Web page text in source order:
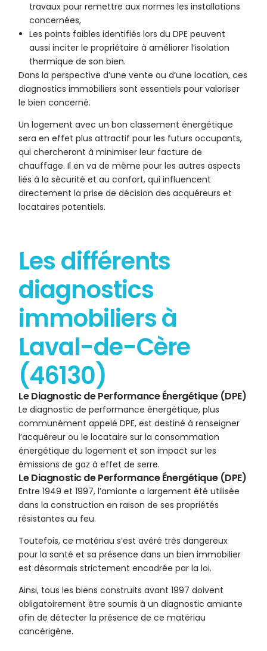
travaux pour remettre aux normes les installations
concernées,
Les points faibles identifiés lors du DPE peuvent
aussi inciter le propriétaire à améliorer l’isolation
thermique de son bien.
Dans la perspective d’une vente ou d’une location, ces
diagnostics immobiliers sont essentiels pour valoriser
le bien concerné.
Un logement avec un bon classement énergétique
sera en effet plus attractif pour les futurs occupants,
qui chercheront à minimiser leur facture de
chauffage. Il en va de même pour les autres aspects
liés à la sécurité et au confort, qui influencent
directement la prise de décision des acquéreurs et
locataires potentiels.
Les différents
diagnostics
immobiliers à
Laval-de-Cère
(46130)
Le Diagnostic de Performance Énergétique (DPE)
Le diagnostic de performance énergétique, plus
communément appelé DPE, est destiné à renseigner
l’acquéreur ou le locataire sur la consommation
énergétique du logement et son impact sur les
émissions de gaz à effet de serre.
Le Diagnostic de Performance Énergétique (DPE)
Entre 1949 et 1997, l’amiante a largement été utilisée
dans la construction en raison de ses propriétés
résistantes au feu.
Toutefois, ce matériau s’est avéré très dangereux
pour la santé et sa présence dans un bien immobilier
est désormais strictement encadrée par la loi.
Ainsi, tous les biens construits avant 1997 doivent
obligatoirement être soumis à un diagnostic amiante
afin de détecter la présence de ce matériau
cancérigène.